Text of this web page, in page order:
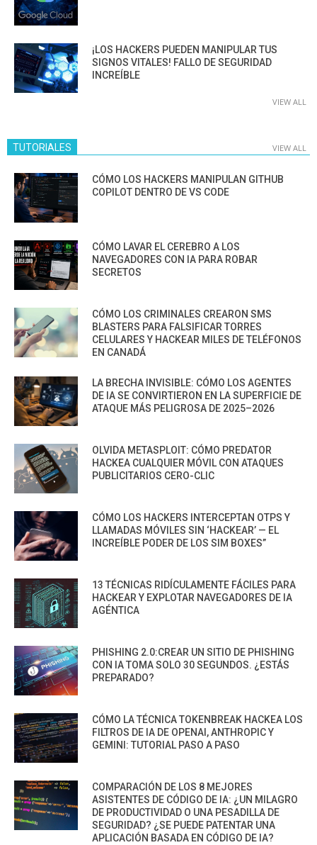
¡LOS HACKERS PUEDEN MANIPULAR TUS
SIGNOS VITALES! FALLO DE SEGURIDAD
INCREÍBLE
VIEW ALL
TUTORIALES VIEW ALL
CÓMO LOS HACKERS MANIPULAN GITHUB
COPILOT DENTRO DE VS CODE
CÓMO LAVAR EL CEREBRO A LOS
NAVEGADORES CON IA PARA ROBAR
SECRETOS
CÓMO LOS CRIMINALES CREARON SMS
BLASTERS PARA FALSIFICAR TORRES
CELULARES Y HACKEAR MILES DE TELÉFONOS
EN CANADÁ
LA BRECHA INVISIBLE: CÓMO LOS AGENTES
DE IA SE CONVIRTIERON EN LA SUPERFICIE DE
ATAQUE MÁS PELIGROSA DE 2025–2026
OLVIDA METASPLOIT: CÓMO PREDATOR
HACKEA CUALQUIER MÓVIL CON ATAQUES
PUBLICITARIOS CERO-CLIC
CÓMO LOS HACKERS INTERCEPTAN OTPS Y
LLAMADAS MÓVILES SIN ‘HACKEAR’ — EL
INCREÍBLE PODER DE LOS SIM BOXES”
13 TÉCNICAS RIDÍCULAMENTE FÁCILES PARA
HACKEAR Y EXPLOTAR NAVEGADORES DE IA
AGÉNTICA
PHISHING 2.0:CREAR UN SITIO DE PHISHING
CON IA TOMA SOLO 30 SEGUNDOS. ¿ESTÁS
PREPARADO?
CÓMO LA TÉCNICA TOKENBREAK HACKEA LOS
FILTROS DE IA DE OPENAI, ANTHROPIC Y
GEMINI: TUTORIAL PASO A PASO
COMPARACIÓN DE LOS 8 MEJORES
ASISTENTES DE CÓDIGO DE IA: ¿UN MILAGRO
DE PRODUCTIVIDAD O UNA PESADILLA DE
SEGURIDAD? ¿SE PUEDE PATENTAR UNA
APLICACIÓN BASADA EN CÓDIGO DE IA?